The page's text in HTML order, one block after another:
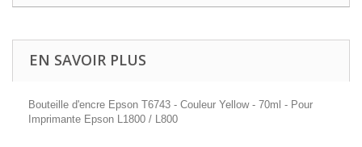
EN SAVOIR PLUS
Bouteille d'encre Epson T6743 - Couleur Yellow - 70ml - Pour
Imprimante Epson L1800 / L800